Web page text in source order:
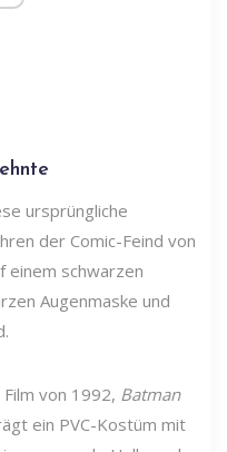
ursprüngliche
der Comic-Feind von
einem schwarzen
Augenmaske und
von 1992, Batman
ein PVC-Kostüm mit